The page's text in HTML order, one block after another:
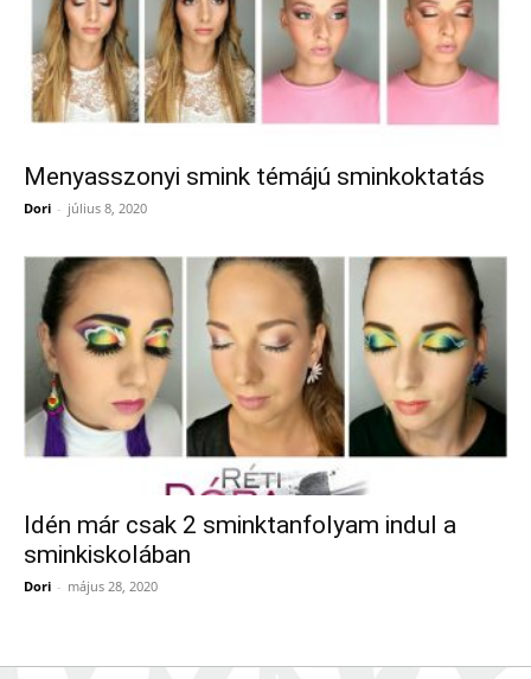
Menyasszonyi smink témájú sminkoktatás
Dori - július 8, 2020
Idén már csak 2 sminktanfolyam indul a
sminkiskolában
Dori - május 28, 2020